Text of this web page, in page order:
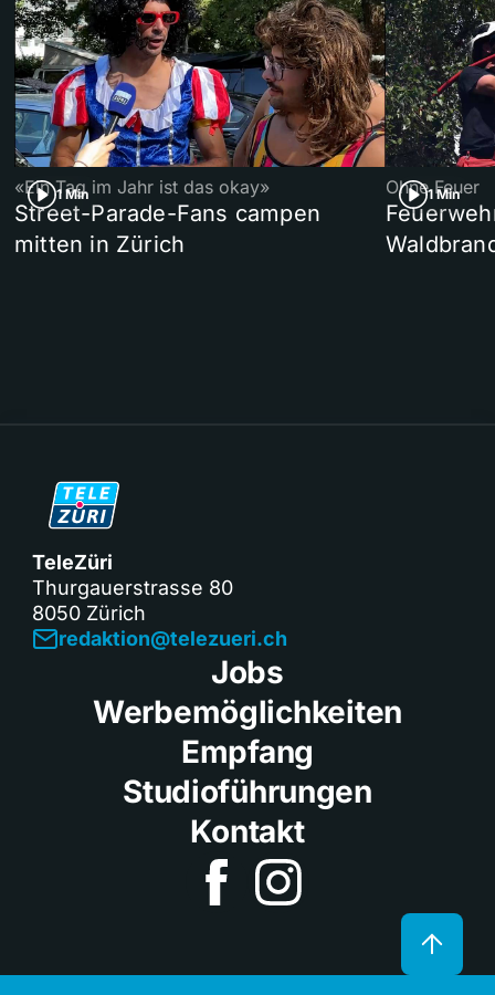
1 Min
«Ein Tag im Jahr ist das okay»
Street-Parade-Fans campen
mitten in Zürich
1 Min
Ohne Feuer
TeleZüri
Thurgauerstrasse 80
8050 Zürich
redaktion@telezueri.ch
Jobs
Werbemöglichkeiten
Empfang
Studioführungen
Kontakt